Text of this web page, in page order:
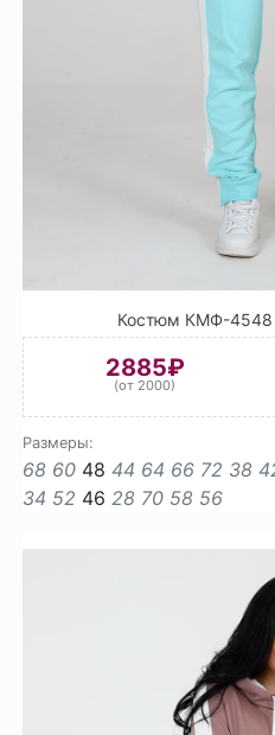
Костюм КМФ-4548
2885₽
(от 2000)
Размеры:
68 60 48 44 64 66 72 38
34 52 46 28 70 58 56